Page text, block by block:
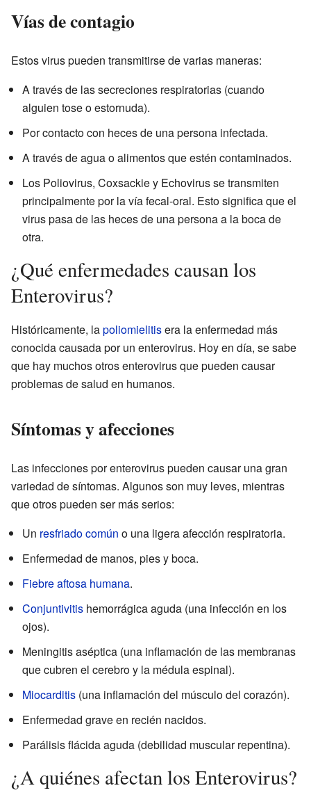
Vías de contagio
Estos virus pueden transmitirse de varias maneras:
A través de las secreciones respiratorias (cuando
alguien tose o estornuda).
Por contacto con heces de una persona infectada.
A través de agua o alimentos que estén contaminados.
Los Poliovirus, Coxsackie y Echovirus se transmiten
principalmente por la vía fecal-oral. Esto significa que el
virus pasa de las heces de una persona a la boca de
otra.
¿Qué enfermedades causan los
Enterovirus?
Históricamente, lapoliomielitisera la enfermedad más
conocida causada por un enterovirus. Hoy en día, se sabe
que hay muchos otros enterovirus que pueden causar
problemas de salud en humanos.
Síntomas y afecciones
Las infecciones por enterovirus pueden causar una gran
variedad de síntomas. Algunos son muy leves, mientras
que otros pueden ser más serios:
Un resfriado común o una ligera afección respiratoria.
Enfermedad de manos, pies y boca.
Fiebre aftosa humana.
Conjuntivitis hemorrágica aguda (una infección en los
ojos).
Meningitis aséptica (una inflamación de las membranas
que cubren el cerebro y la médula espinal).
Miocarditis (una inflamación del músculo del corazón).
Enfermedad grave en recién nacidos.
Parálisis flácida aguda (debilidad muscular repentina).
¿A quiénes afectan los Enterovirus?